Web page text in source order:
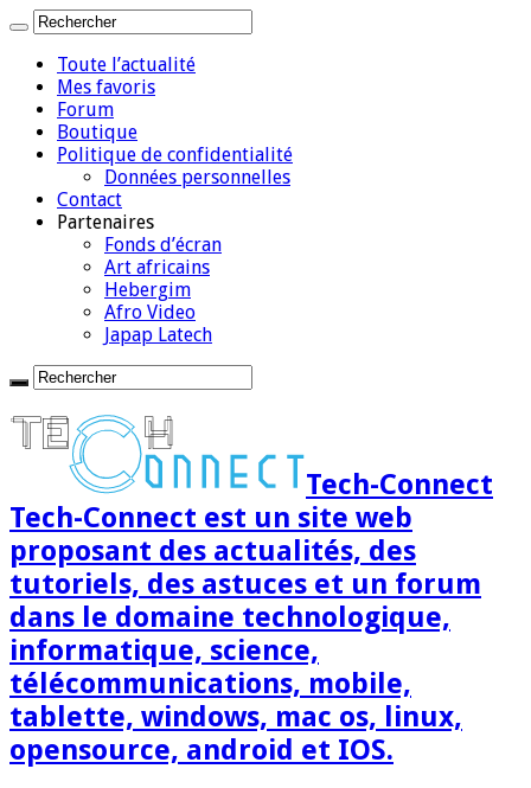
Toute l’actualité
Mes favoris
Forum
Boutique
Politique de confidentialité
Données personnelles
Contact
Partenaires
Fonds d’écran
Art africains
Hebergim
Afro Video
Japap Latech
Tech-Connect
Tech-Connect est un site web
proposant des actualités, des
tutoriels, des astuces et un forum
dans le domaine technologique,
informatique, science,
télécommunications, mobile,
tablette, windows, mac os, linux,
opensource, android et IOS.